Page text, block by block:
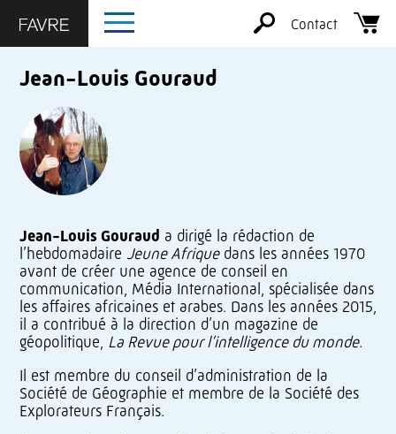
Contact
Jean-Louis Gouraud
Jean-Louis Gouraud a dirigé la rédaction de
l’hebdomadaire Jeune Afriquedans les années 1970
avant de créer une agence de conseil en
communication, Média International, spécialisée dans
les affaires africaines et arabes. Dans les années 2015,
il a contribué à la direction d’un magazine de
géopolitique, La Revue pour l’intelligence du monde.
Il est membre du conseil d’administration de la
Société de Géographie et membre de la Société des
Explorateurs Français.